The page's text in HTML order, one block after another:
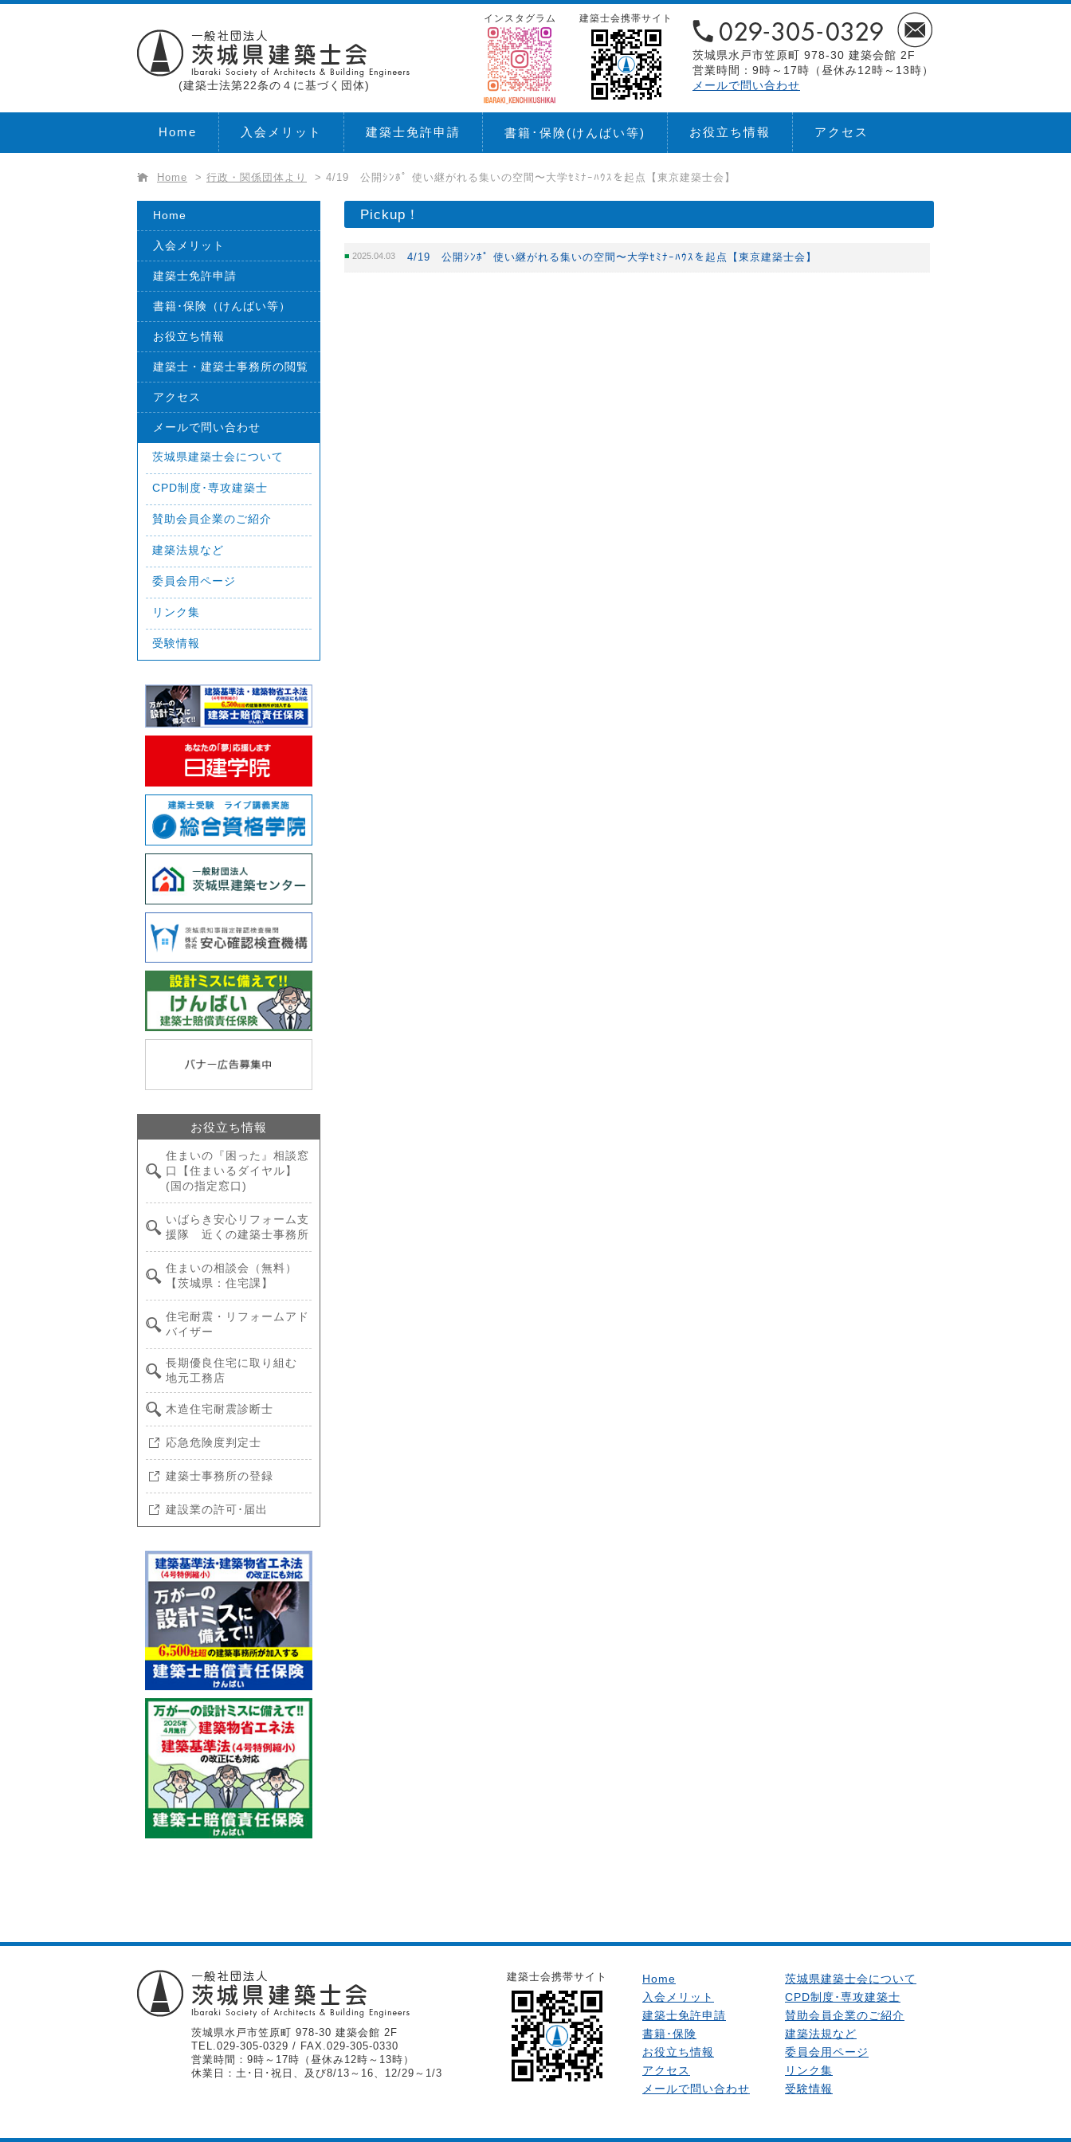
(建築士法第22条の４に基づく団体)
茨城県水戸市笠原町 978-30 建築会館 2F
営業時間：9時～17時（昼休み12時～13時）
メールで問い合わせ
建築士会携帯サイト
インスタグラム
Home 入会メリット 建築士免許申請 書籍･保険(けんばい等) お役立ち情報 アクセス
Home > 行政・関係団体より > 4/19 公開ｼﾝﾎﾟ 使い継がれる集いの空間〜大学ｾﾐﾅｰﾊｳｽを起点【東京建築士会】
Pickup！
2025.04.03 4/19 公開ｼﾝﾎﾟ 使い継がれる集いの空間〜大学ｾﾐﾅｰﾊｳｽを起点【東京建築士会】
Home
入会メリット
建築士免許申請
書籍･保険（けんばい等）
お役立ち情報
建築士・建築士事務所の閲覧
アクセス
メールで問い合わせ
茨城県建築士会について
CPD制度･専攻建築士
賛助会員企業のご紹介
建築法規など
委員会用ページ
リンク集
受験情報
お役立ち情報
住まいの『困った』相談窓
口【住まいるダイヤル】
(国の指定窓口)
いばらき安心リフォーム支
援隊 近くの建築士事務所
住まいの相談会（無料）
【茨城県：住宅課】
住宅耐震・リフォームアド
バイザー
長期優良住宅に取り組む
地元工務店
木造住宅耐震診断士
応急危険度判定士
建築士事務所の登録
建設業の許可･届出
茨城県水戸市笠原町 978-30 建築会館 2F
TEL. 029-305-0329 / FAX.029-305-0330
営業時間：9時～17時（昼休み12時～13時）
休業日：土･日･祝日、及び8/13～16、12/29～1/3
Home
入会メリット
建築士免許申請
書籍･保険
お役立ち情報
アクセス
メールで問い合わせ
茨城県建築士会について
CPD制度･専攻建築士
賛助会員企業のご紹介
建築法規など
委員会用ページ
リンク集
受験情報
建築士会携帯サイト